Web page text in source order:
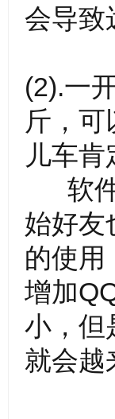
资
会导致
(2).一
斤，
儿车肯
软件
始好友
的使用
增加
小，但
就会越